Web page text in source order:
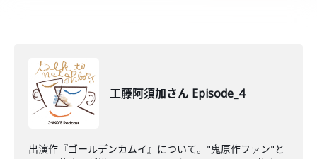
工藤阿須加さん Episode_4
出演作『ゴールデンカムイ』について。"鬼原作ファン"と